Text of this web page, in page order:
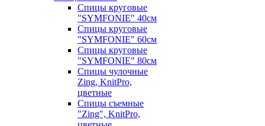
Спицы круговые
"SYMFONIE" 40см
Спицы круговые
"SYMFONIE" 60см
Спицы круговые
"SYMFONIE" 80см
Спицы чулочные
Zing, KnitPro,
цветные
Спицы съемные
"Zing", KnitPro,